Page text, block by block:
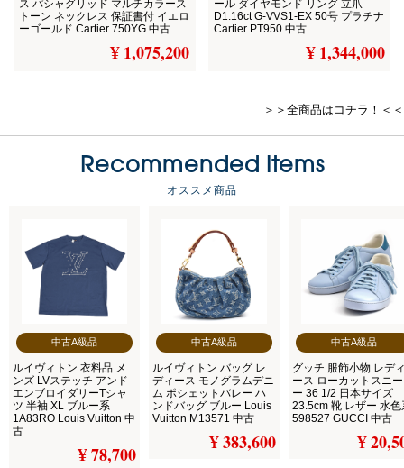
ス パシャグリッド マルチカラース
トーン ネックレス 保証書付 イエロ
ーゴールド Cartier 750YG 中古
¥ 1,075,200
ール ダイヤモンド リング 立爪
D1.16ct G-VVS1-EX 50号 プラチナ
Cartier PT950 中古
¥ 1,344,000
＞＞全商品はコチラ！＜＜
Recommended Items
オススメ商品
中古A級品
ルイヴィトン 衣料品 メ
ンズ LVステッチ アンド
エンブロイダリーTシャ
ツ 半袖 XL ブルー系
1A83RO Louis Vuitton 中
古
¥ 78,700
中古A級品
ルイヴィトン バッグ レ
ディース モノグラムデニ
ム ポシェットバレー ハ
ンドバッグ ブルー Louis
Vuitton M13571 中古
¥ 383,600
中古A級品
グッチ 服飾小物 レデ
ース ローカットスニ
ー 36 1/2 日本サイズ
23.5cm 靴 レザー 水色
598527 GUCCI 中古
¥